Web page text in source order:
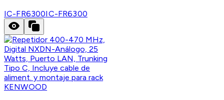
IC-FR6300IC-FR6300
KENWOOD